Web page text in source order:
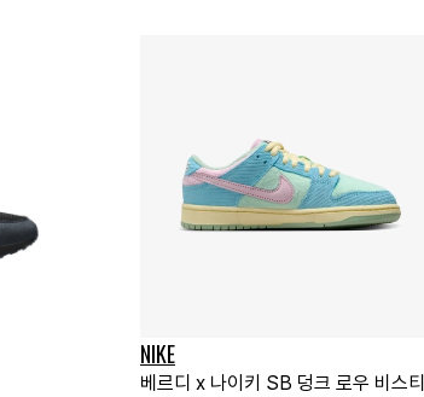
NIKE
베르디 x 나이키 SB 덩크 로우 비스티